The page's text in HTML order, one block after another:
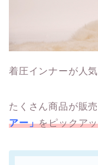
着圧インナーが人
たくさん商品が販
アー」をピックア